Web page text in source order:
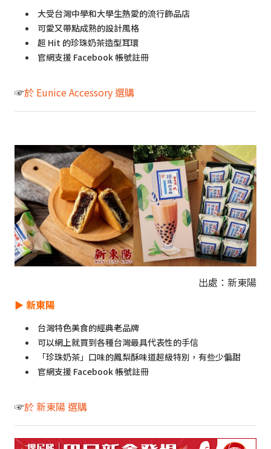
大受台灣中學和大學生熱愛的流行飾品店
可愛又帶點成熟的設計風格
超 Hit 的珍珠奶茶造型耳環
官網支援 Facebook 帳號註冊
☞於 Eunice Accessory 選購
出處：新東陽
► 新東陽
台灣特色美食的經典老品牌
可以網上就買到各種台灣最具代表性的手信
「珍珠奶茶」口味的鳳梨酥味道超級特別，有些少偏甜
官網支援 Facebook 帳號註冊
☞於 新東陽 選購